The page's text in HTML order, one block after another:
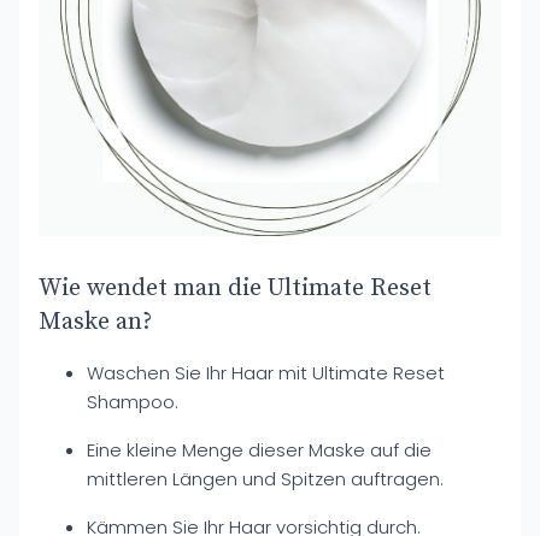
Wie wendet man die Ultimate Reset
Maske an?
Waschen Sie Ihr Haar mit Ultimate Reset
Shampoo.
Eine kleine Menge dieser Maske auf die
mittleren Längen und Spitzen auftragen.
Kämmen Sie Ihr Haar vorsichtig durch.